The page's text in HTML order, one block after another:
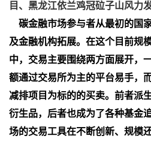
目、黑龙江依兰鸡冠砬子山风力
碳金融市场参与者从最初的国
及金融机构拓展。在这个目前规
中，交易主要围绕两方面展开，
额通过交易所为主的平台易手，
减排项目为标的的买卖。前者派
衍生品，后者也成为了各种基金
场的交易工具在不断创新、规模